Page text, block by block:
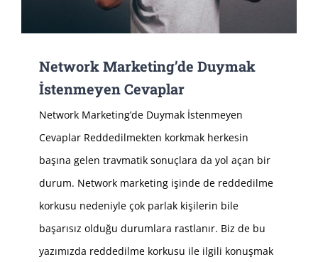
Network Marketing’de Duymak
İstenmeyen Cevaplar
Network Marketing’de Duymak İstenmeyen
Cevaplar Reddedilmekten korkmak herkesin
başına gelen travmatik sonuçlara da yol açan bir
durum. Network marketing işinde de reddedilme
korkusu nedeniyle çok parlak kişilerin bile
başarısız olduğu durumlara rastlanır. Biz de bu
yazımızda reddedilme korkusu ile ilgili konuşmak